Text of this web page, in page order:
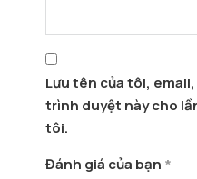
Lưu tên của tôi,
trình duyệt này cho
tôi.
Đánh giá của bạn *